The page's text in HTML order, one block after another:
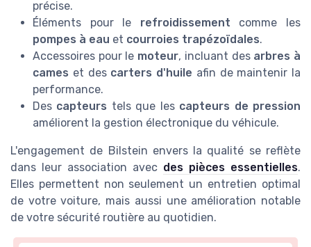
précise.
Éléments pour le refroidissement comme les
pompes à eau et courroies trapézoïdales.
Accessoires pour le moteur, incluant des arbres à
cames et des carters d'huile afin de maintenir la
performance.
Des capteurs tels que les capteurs de pression
améliorent la gestion électronique du véhicule.
L'engagement de Bilstein envers la qualité se reflète
dans leur association avec des pièces essentielles.
Elles permettent non seulement un entretien optimal
de votre voiture, mais aussi une amélioration notable
de votre sécurité routière au quotidien.